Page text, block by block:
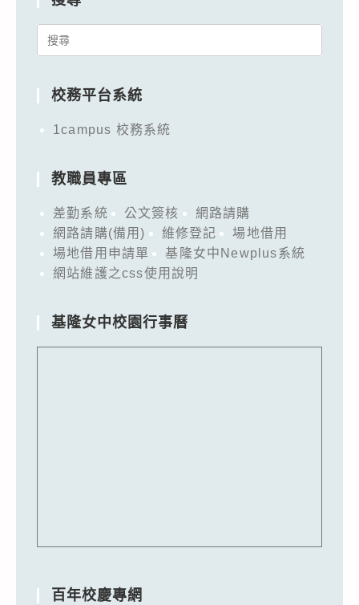
Search
校務平台系統
1campus 校務系統
教職員專區
差勤系統 公文簽核
網路請購
網路請購(備用)
維修登記
場地借用
場地借用申請單
基隆女中Newplus系統
網站維護之css使用說明
基隆女中校園行事曆
百年校慶專網